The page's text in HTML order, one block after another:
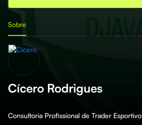
Sobre
Cícero Rodrigues
Consultoria Profissional de Trader Esportivo